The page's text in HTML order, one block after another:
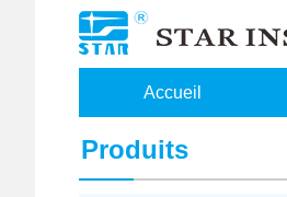
Accueil
Produits